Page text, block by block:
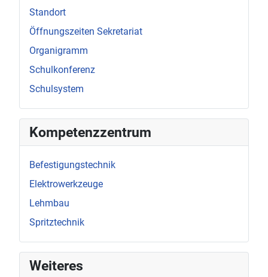
Standort
Öffnungszeiten Sekretariat
Organigramm
Schulkonferenz
Schulsystem
Kompetenzzentrum
Befestigungstechnik
Elektrowerkzeuge
Lehmbau
Spritztechnik
Weiteres